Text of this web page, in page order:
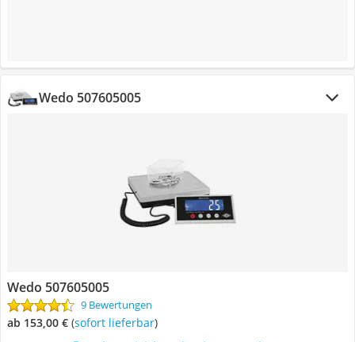
Wedo 507605005
Wedo 507605005
9 Bewertungen
ab 153,00 € ( Sofort lieferbar)